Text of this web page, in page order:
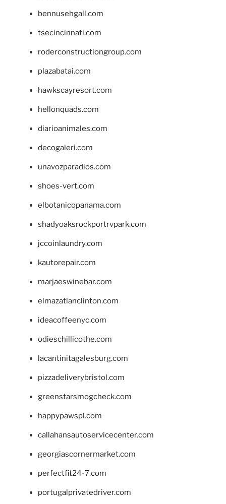
bennusehgall.com
tsecincinnati.com
roderconstructiongroup.com
plazabatai.com
hawkscayresort.com
hellonquads.com
diarioanimales.com
decogaleri.com
unavozparadios.com
shoes-vert.com
elbotanicopanama.com
shadyoaksrockportrvpark.com
jccoinlaundry.com
kautorepair.com
marjaeswinebar.com
elmazatlanclinton.com
ideacoffeenyc.com
odieschillicothe.com
lacantinitagalesburg.com
pizzadeliverybristol.com
greenstarsmogcheck.com
happypawspl.com
callahansautoservicecenter.com
georgiascornermarket.com
perfectfit24-7.com
portugalprivatedriver.com